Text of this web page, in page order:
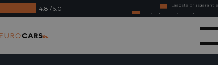
4.8 / 5.0
Online kopen, niet goed geld terug
Financial lease - Soepele acceptatie